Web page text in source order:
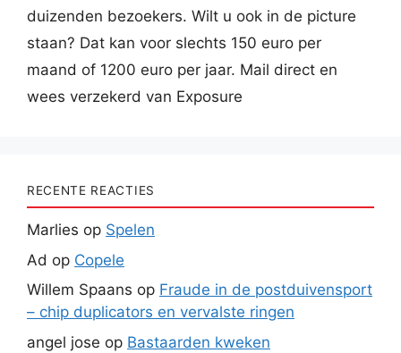
duizenden bezoekers. Wilt u ook in de picture
staan? Dat kan voor slechts 150 euro per
maand of 1200 euro per jaar. Mail direct en
wees verzekerd van Exposure
RECENTE REACTIES
Marlies op Spelen
Ad op Copele
Willem Spaans op Fraude in de postduivensport
– chip duplicators en vervalste ringen
angel jose op Bastaarden kweken